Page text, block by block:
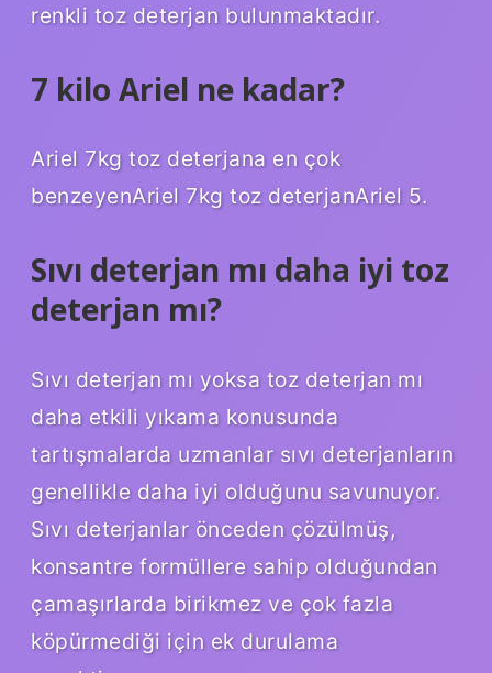
renkli toz deterjan bulunmaktadır.
7 kilo Ariel ne kadar?
Ariel 7kg toz deterjana en çok
benzeyenAriel 7kg toz deterjanAriel 5.
Sıvı deterjan mı daha iyi toz
deterjan mı?
Sıvı deterjan mı yoksa toz deterjan mı
daha etkili yıkama konusunda
tartışmalarda uzmanlar sıvı deterjanların
genellikle daha iyi olduğunu savunuyor.
Sıvı deterjanlar önceden çözülmüş,
konsantre formüllere sahip olduğundan
çamaşırlarda birikmez ve çok fazla
köpürmediği için ek durulama